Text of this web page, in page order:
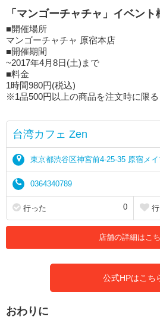
「マンゴーチャチャ」イベント
■開催場所
マンゴーチャチャ 原宿本店
■開催期間
~2017年4月8日(土)まで
■料金
1時間980円(税込)
※1品500円以上の商品を注文時に限る
台湾カフェ Zen
東京都渋谷区神宮前4-25-35 原宿メ
0364340789
行った 0
店舗の詳細はこ
公式HPはこち
おわりに